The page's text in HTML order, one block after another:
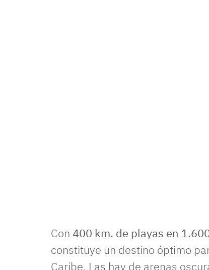
Con 400 km. de playas en
constituye un destino óptimo
Caribe. Las hay de arenas